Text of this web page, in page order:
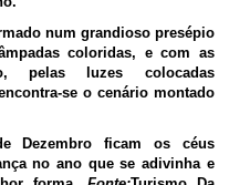
num grandioso presépio
coloridas, e com as
pelas luzes colocadas
se o cenário montado
Dezembro ficam os céus
no ano que se adivinha e